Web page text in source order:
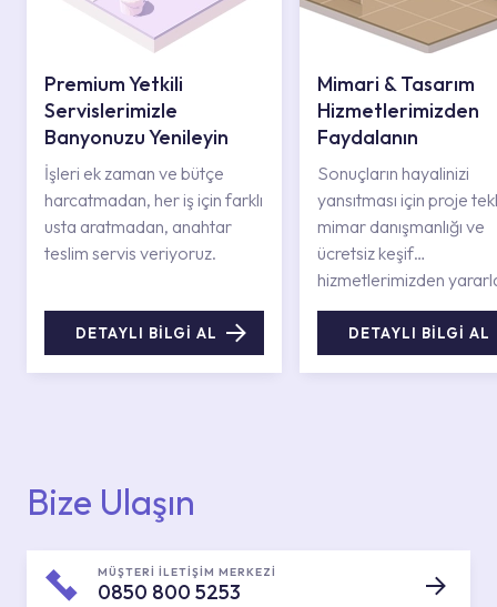
Premium Yetkili
Servislerimizle
Banyonuzu Yenileyin
İşleri ek zaman ve bütçe
harcatmadan, her iş için farklı
usta aratmadan, anahtar
teslim servis veriyoruz.
DETAYLI BİLGİ AL
Mimari & Tasarım
Hizmetlerimizden
Faydalanın
Sonuçların hayalinizi
yansıtması için proje
mimar danışmanlığı ve
ücretsiz keşif
hizmetlerimizden
DETAYLI BİLGİ AL
Bize Ulaşın
MÜŞTERİ İLETİŞİM MERKEZİ
0850 800 5253